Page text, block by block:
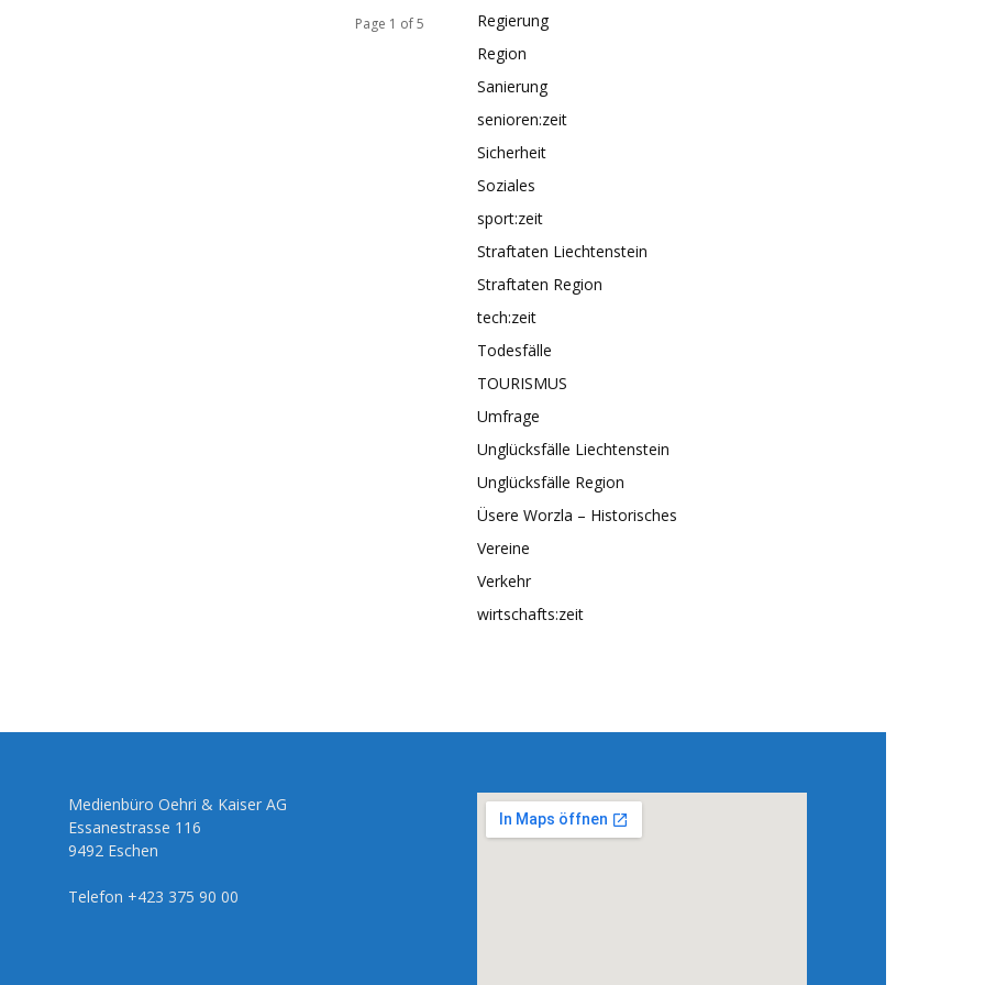
Page 1 of 5
Regierung
Region
Sanierung
senioren:zeit
Sicherheit
Soziales
sport:zeit
Straftaten Liechtenstein
Straftaten Region
tech:zeit
Todesfälle
TOURISMUS
Umfrage
Unglücksfälle Liechtenstein
Unglücksfälle Region
Üsere Worzla – Historisches
Vereine
Verkehr
wirtschafts:zeit
Medienbüro Oehri & Kaiser AG
Essanestrasse 116
9492 Eschen
Telefon +423 375 90 00